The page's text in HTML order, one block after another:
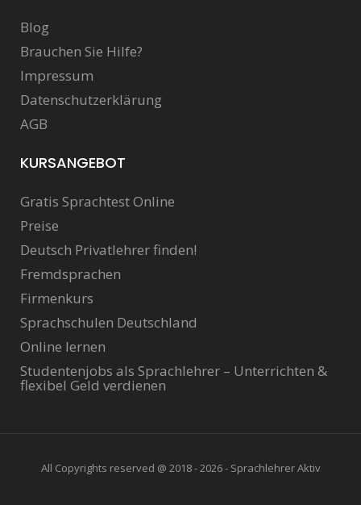
Blog
Brauchen Sie Hilfe?
Impressum
Datenschutzerklärung
AGB
KURSANGEBOT
Gratis Sprachtest Online
Preise
Deutsch Privatlehrer finden!
Fremdsprachen
Firmenkurs
Sprachschulen Deutschland
Online lernen
Studentenjobs als Sprachlehrer – Unterrichten &
flexibel Geld verdienen
All Copyrights reserved @ 2018 - 2026 - Sprachlehrer Aktiv